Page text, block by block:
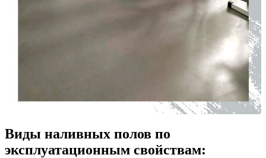
Виды наливных полов по
эксплуатационным свойствам: